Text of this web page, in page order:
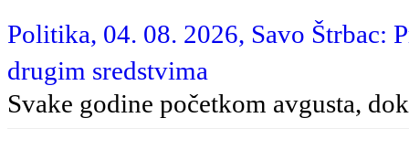
Politika, 04. 08. 2026, Savo Štrbac:
drugim sredstvima
Svake godine početkom avgusta,